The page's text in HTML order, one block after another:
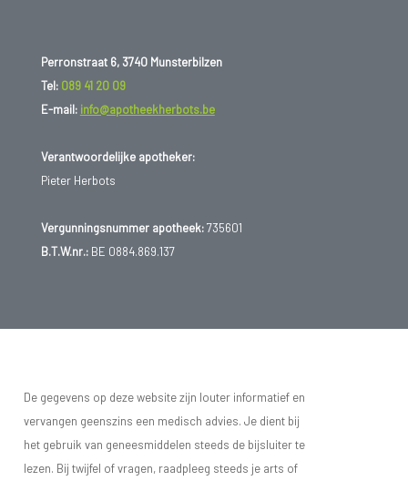
Perronstraat 6, 3740 Munsterbilzen
Tel: 089 41 20 09
E-mail: info@apotheekherbots.be
Verantwoordelijke apotheker:
Pieter Herbots
Vergunningsnummer apotheek:735601
B.T.W.nr.:BE 0884.869.137
De gegevens op deze website zijn louter informatief en
vervangen geenszins een medisch advies. Je dient bij
het gebruik van geneesmiddelen steeds de bijsluiter te
lezen. Bij twijfel of vragen, raadpleeg steeds je arts of